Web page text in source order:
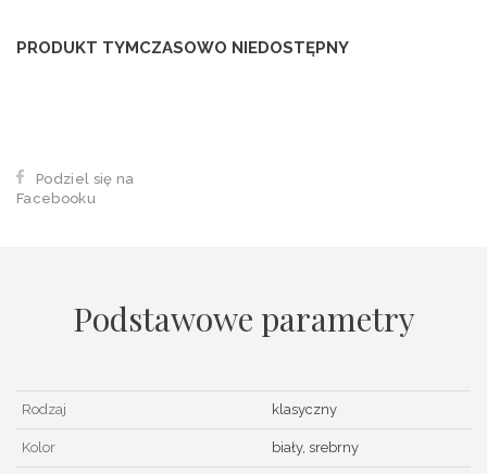
PRODUKT TYMCZASOWO NIEDOSTĘPNY
Podziel się na
Facebooku
Podstawowe parametry
Rodzaj klasyczny
Kolor biały, srebrny